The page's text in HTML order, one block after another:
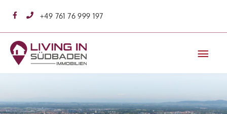
+49 761 76 999 197